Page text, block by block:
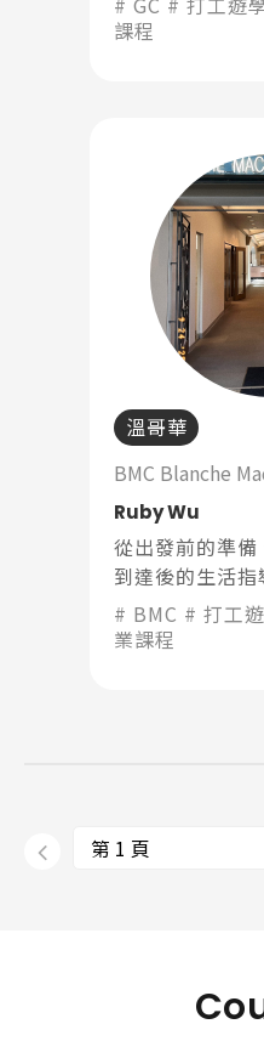
論是課程選擇、
課程
溫哥華
BMC Blanche
Ruby Wu
從出發前的準
到達後的生活指
供了巨大的支
能安心開始，專
BMC 打工
業課程